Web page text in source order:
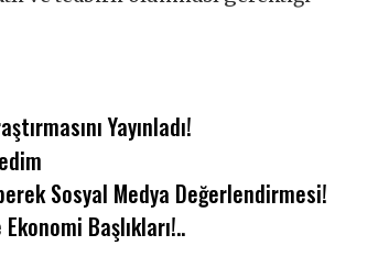
Yayınladı!
Sosyal Medya Değerlendirmesi!
Başlıkları!..